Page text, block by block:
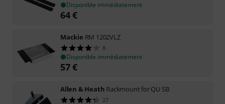
Disponible immédiatement
64€
Mackie RM 1202VLZ
8
Disponible immédiatement
57€
Allen & Heath Rackmount for QU SB
27